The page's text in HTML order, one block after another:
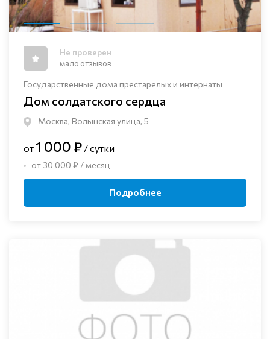
Государственные дома престарелых и интернаты
Дом солдатского сердца
Москва, Волынская улица, 5
Не проверен
мало отзывов
от1 000 ₽ / сутки
от 30 000 ₽ / месяц
Подробнее